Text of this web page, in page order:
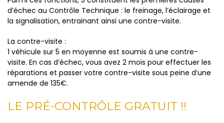
d’échec au Contrôle Technique : le freinage, l’éclairage et
la signalisation, entrainant ainsi une contre-visite.
La contre-visite :
1 véhicule sur 5 en moyenne est soumis à une contre-
visite. En cas d’échec, vous avez 2 mois pour effectuer les
réparations et passer votre contre-visite sous peine d’une
amende de 135€.
LE PRÉ-CONTRÔLE GRATUIT !!